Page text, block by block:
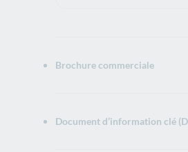
Brochure commerciale
Ouverture dans un nouvel
Document d’information clé
Ouverture dans un nouvel